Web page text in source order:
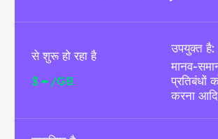
से शुरू हो रहा है
$- /GB
उपयुक्त है:
मानव-
प्रतिबंधों
करना